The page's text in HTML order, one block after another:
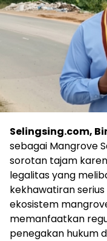
Selingsing.com,
sebagai Mangrove
sorotan tajam
legalitas yang
kekhawatiran
ekosistem
memanfaatkan
penegakan hukum